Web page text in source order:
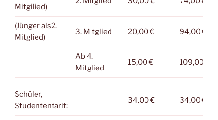
Mitgilied)
(Jünger als2.
Mitglied)
3. Mitglied 20,00 € 94,00 €
Ab 4.
Mitglied
15,00 € 109,00 €
Schüler,
Studententarif:
34,00 € 34,00 €